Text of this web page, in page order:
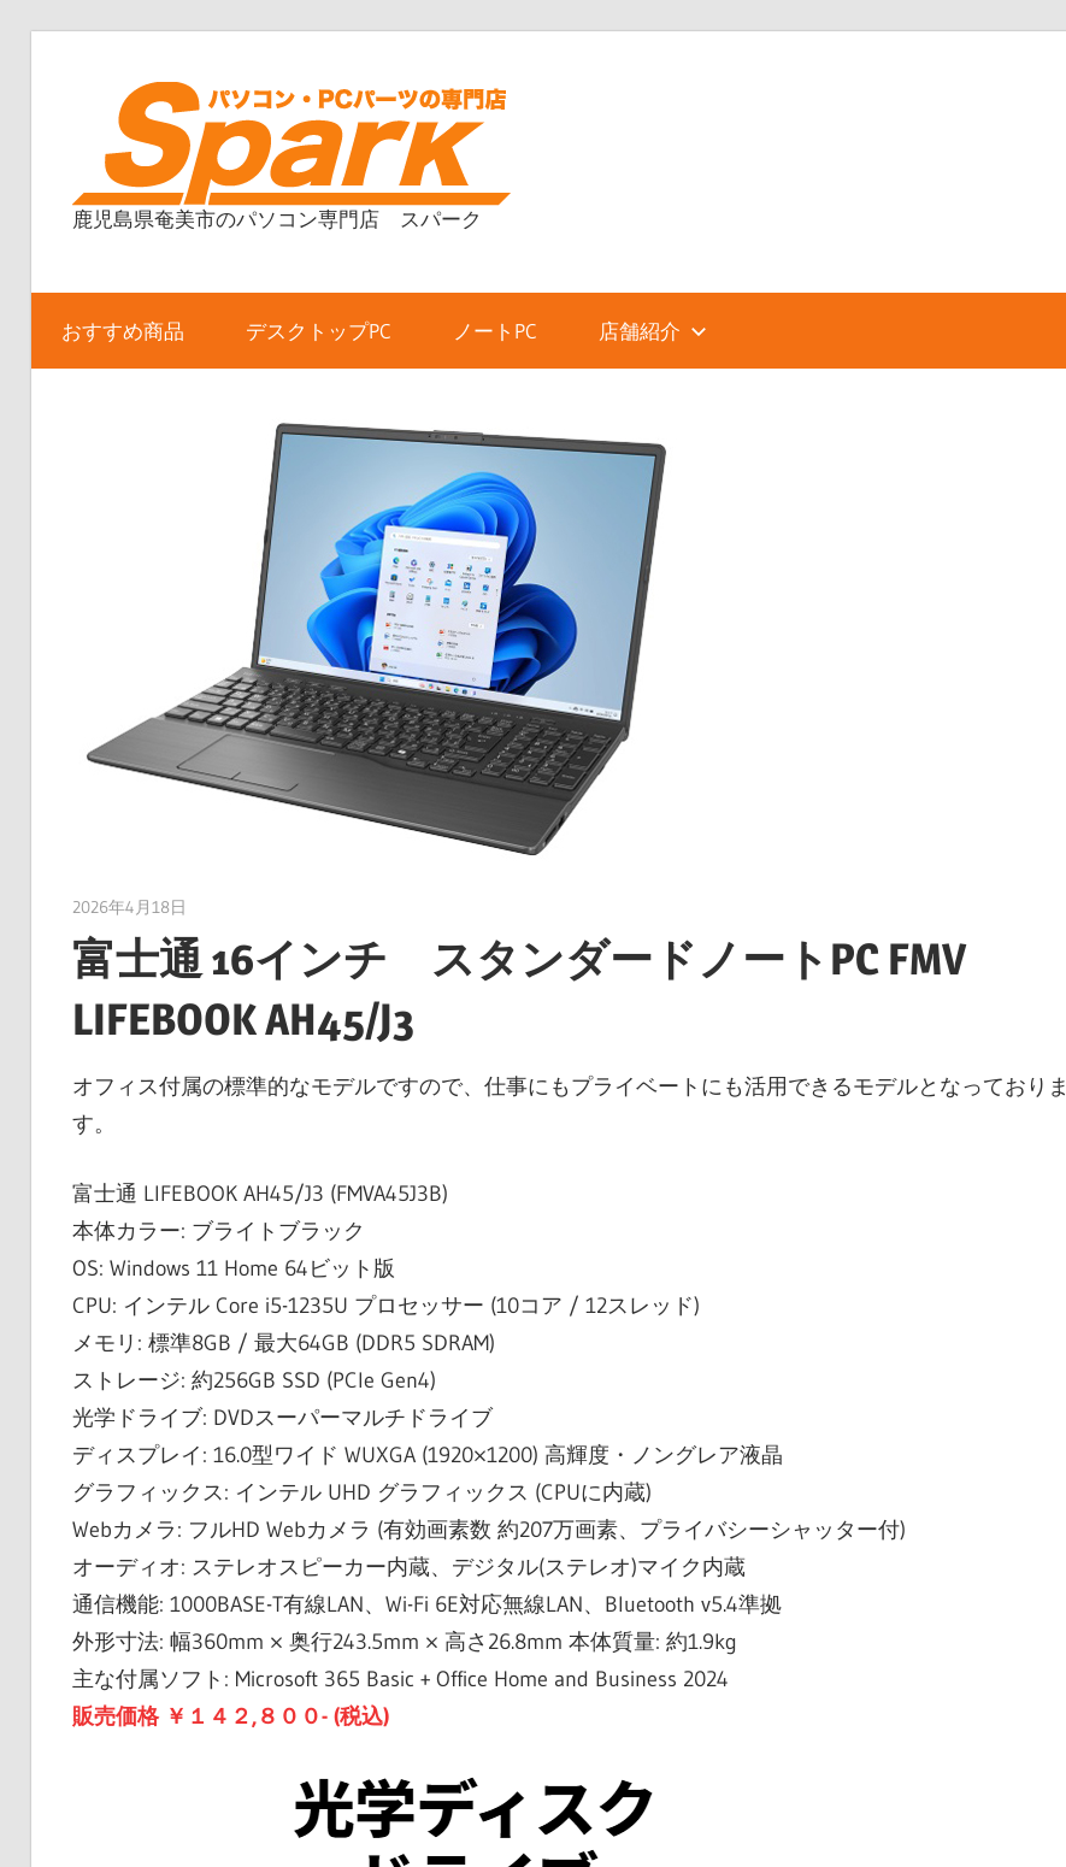
キ
コ
シ
ョ
ッ
プ
ス
パ
鹿児島県奄美市のパソコン専門店 スパーク
おすすめ商品 デスクトップPC ノートPC 店舗紹介
2026年4月18日
富士通 16インチ スタンダードノートPC FMV
LIFEBOOK AH45/J3
オフィス付属の標準的なモデルですので、仕事にもプライベートにも活用できるモデルとなっておりま
す。
富士通 LIFEBOOK AH45/J3 (FMVA45J3B)
本体カラー: ブライトブラック
OS: Windows 11 Home 64ビット版
CPU: インテル Core i5-1235U プロセッサー (10コア / 12スレッド)
メモリ: 標準8GB / 最大64GB (DDR5 SDRAM)
ストレージ: 約256GB SSD (PCIe Gen4)
光学ドライブ: DVDスーパーマルチドライブ
ディスプレイ: 16.0型ワイド WUXGA (1920×1200) 高輝度・ノングレア液晶
グラフィックス: インテル UHD グラフィックス (CPUに内蔵)
Webカメラ: フルHD Webカメラ (有効画素数 約207万画素、プライバシーシャッター付)
オーディオ: ステレオスピーカー内蔵、デジタル(ステレオ)マイク内蔵
通信機能: 1000BASE-T有線LAN、Wi-Fi 6E対応無線LAN、Bluetooth v5.4準拠
外形寸法: 幅360mm × 奥行243.5mm × 高さ26.8mm 本体質量: 約1.9kg
主な付属ソフト: Microsoft 365 Basic + Office Home and Business 2024
販売価格 ￥１４２,８００- (税込)